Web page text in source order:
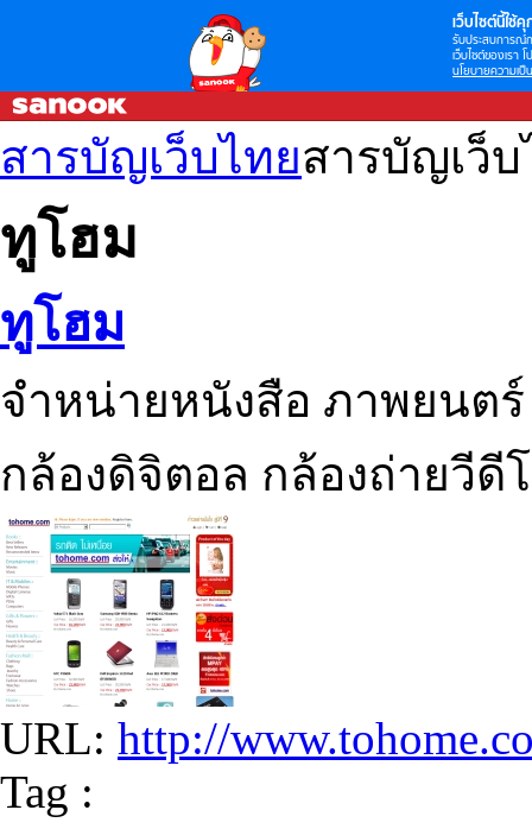
เว็บไซต์นี้ใช้คุ
รับประสบการณ์
เว็บไซต์ของเรา
นโยบายความเป็
สารบัญเว็บไทยสารบัญเว็
ทูโฮม
ทูโฮม
จำหน่ายหนังสือ ภาพยนต
กล้องดิจิตอล กล้องถ่ายวีดี
URL: http://
Tag :